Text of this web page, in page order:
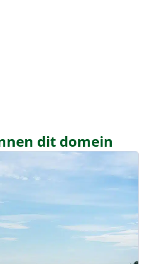
dit domein